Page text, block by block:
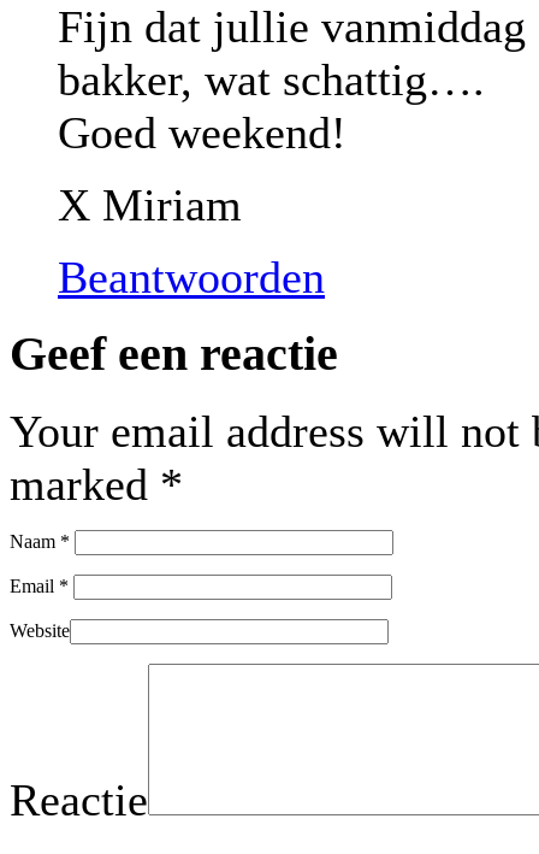
Fijn dat jullie vanmiddag
bakker, wat schattig….
Goed weekend!
X Miriam
Beantwoorden
Geef een reactie
Your email address will not
marked *
Naam *
Email *
Website
Reactie